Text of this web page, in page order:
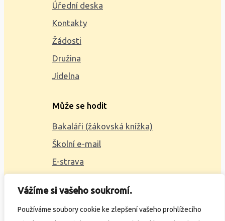
Vážíme si vašeho soukromí.
Používáme soubory cookie ke zlepšení vašeho prohlížecího
Úřední deska
Kontakty
Žádosti
Družina
Jídelna
Může se hodit
Bakaláři (žákovská knížka)
Školní e-mail
E-strava
2023 © ZŠ Alšova, vytvořilWčil.cz